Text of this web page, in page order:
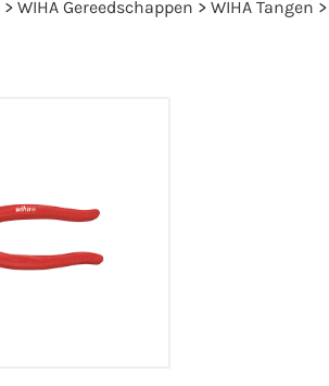
> WIHA Gereedschappen > WIHA Tangen >